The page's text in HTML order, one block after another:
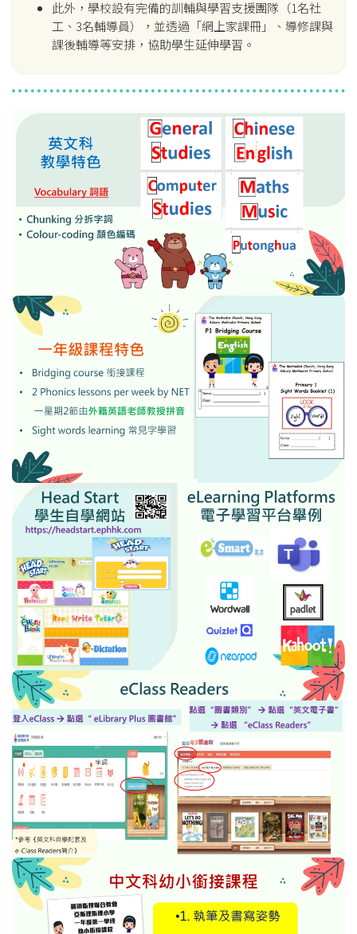
此外，學校設有完備的訓輔與學習支援團隊（1名社
工、3名輔導員），並透過「網上家課冊」、導修課與
課後輔導等安排，協助學生延伸學習。